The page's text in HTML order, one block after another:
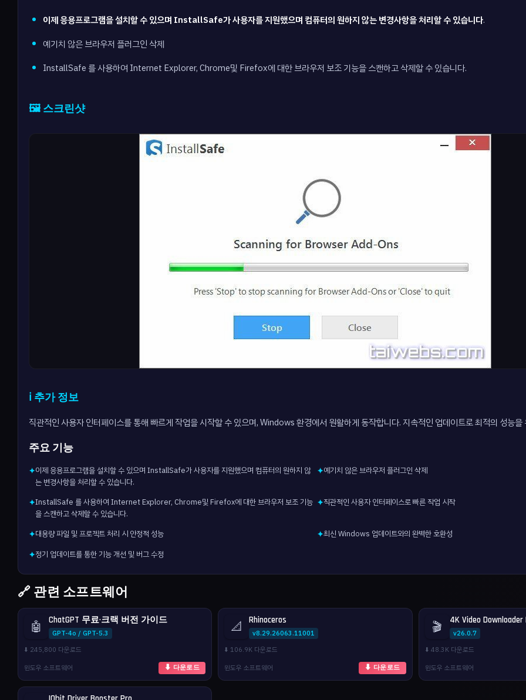
이제 응용프로그램을 설치할 수 있으며 InstallSafe가 사용자를 지원했으며 컴퓨터의 원하지 않는 변경사항을 처리할 수 있습니다.
예기치 않은 브라우저 플러그인 삭제
InstallSafe 를 사용하여 Internet Explorer, Chrome및 Firefox에 대한 브라우저 보조 기능을 스캔하고 삭제할 수 있습니다.
🖼️ 스크린샷
ℹ️ 추가 정보
직관적인 사용자 인터페이스를 통해 빠르게 작업을 시작할 수 있으며, Windows 환경에서 원활하게 동작합니다. 지속적인 업데이트로 최적의 성능을
주요 기능
✦이제 응용프로그램을 설치할 수 있으며 InstallSafe가 사용자를 지원했으며 컴퓨터의 원하지 않
는 변경사항을 처리할 수 있습니다.
✦예기치 않은 브라우저 플러그인 삭제
✦InstallSafe 를 사용하여 Internet Explorer, Chrome및 Firefox에 대한 브라우저 보조 기능
을 스캔하고 삭제할 수 있습니다.
✦직관적인 사용자 인터페이스로 빠른 작업 시작
✦대용량 파일 및 프로젝트 처리 시 안정적 성능 ✦최신 Windows 업데이트와의 완벽한 호환성
✦정기 업데이트를 통한 기능 개선 및 버그 수정
🔗 관련 소프트웨어
🤖 ChatGPT 무료·크랙 버전 가이드
GPT-4o / GPT-5.3
⬇️ 245,800 다운로드
윈도우 소프트웨어
⬇ 다운로드
📐 Rhinoceros
v8.29.26063.11001
⬇️ 106.9K 다운로드
윈도우 소프트웨어
⬇ 다운로드
🎬 4K Video Downloader
v26.0.7
⬇️ 48.3K 다운로드
윈도우 소프트웨어